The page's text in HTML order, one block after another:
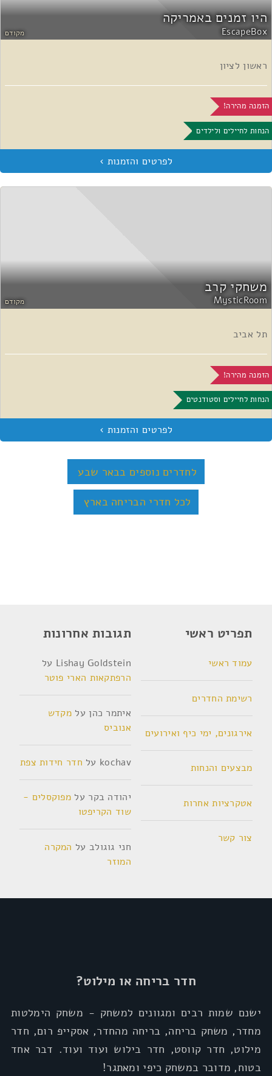
היו זמנים באמריקה
EscapeBox מקודם
ראשון לציון
הזמנה מהירה!
הנחות לחיילים ולילדים
משחקי קרב
MysticRoom מקודם
תל אביב
הזמנה מהירה!
הנחות לחיילים וסטודנטים
לחדרים נוספים בבאר שבע
לכל חדרי הבריחה בארץ
תפריט ראשי
עמוד ראשי
רשימת החדרים
אירגונים, ימי כיף ואירועים
מבצעים והנחות
אטקרציות אחרות
צור קשר
תגובות אחרונות
Lishay Goldstein על
הרפתקאות הארי פוטר
איתמר כהן על מקדש
אנוביס
kochav על חדר חידות צפת
יהודה בקר על מפוקסלים -
שוד הקריפטו
חני גוגולב על המקרה
המוזר
חדר בריחה או מילוט?
ישנם שמות רבים ומגוונים למשחק - משחק הימלטות
מחדר, משחק בריחה, בריחה מהחדר, אסקייפ רום, חדר
מילוט, חדר קווסט, חדר בילוש ועוד ועוד. דבר אחד
בטוח, מדובר במשחק כיפי ומאתגר!